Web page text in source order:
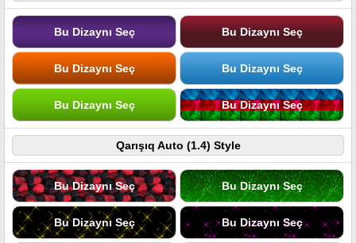
Bu Dizaynı Seç Bu Dizaynı Seç
Bu Dizaynı Seç Bu Dizaynı Seç
Bu Dizaynı Seç Bu Dizaynı Seç
Qarışıq Auto (1.4) Style
Bu Dizaynı Seç Bu Dizaynı Seç
Bu Dizaynı Seç Bu Dizaynı Seç